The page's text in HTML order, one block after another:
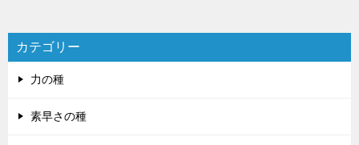
カテゴリー
力の種
素早さの種